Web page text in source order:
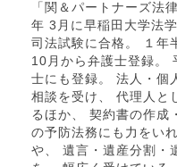
「関＆パートナーズ
年 3月に早稲田大学法
司法試験に合格。 １年
10月から弁護士登録。
士にも登録。 法人・個
相談を受け、 代理人と
るほか、 契約書の作成
の予防法務にも力をい
や、 遺言・遺産分割・